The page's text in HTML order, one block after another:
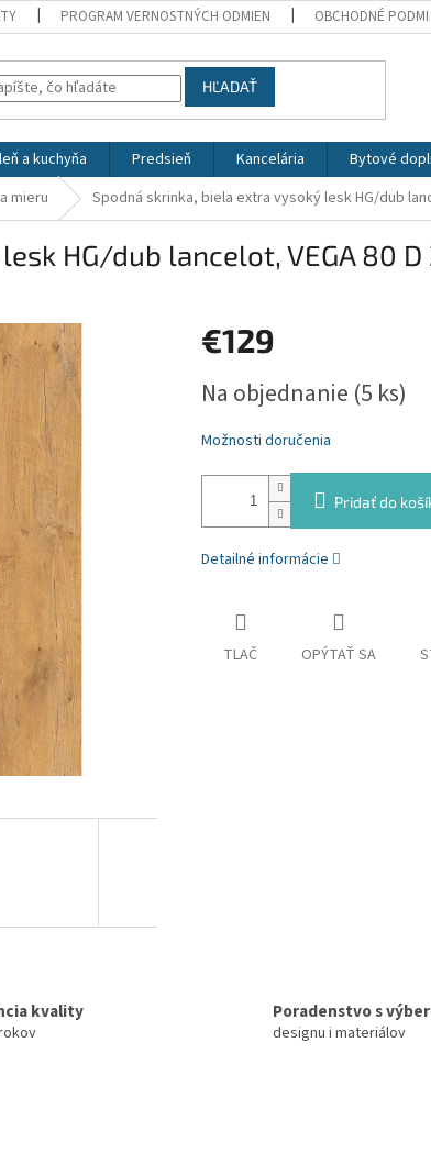
PROGRAM VERNOSTNÝCH ODMIEN OBCHODNÉ
HĽADAŤ
a kuchyňa Predsieň Kancelária Bytové
mieru Spodná skrinka, biela extra vysoký lesk HG/dub
HG/dub lancelot, VEGA 80 D
€129
cena:
Na objednanie (5 ks)
Možnosti doručenia
Pridať do
Detailné informácie
TLAČ OPÝTAŤ SA
kvality Poradenstvo s
designu i materiálov